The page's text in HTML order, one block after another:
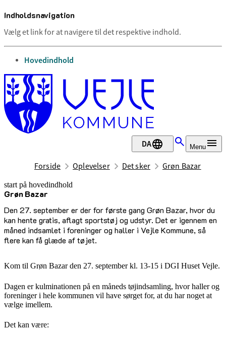
Indholdsnavigation
Vælg et link for at navigere til det respektive indhold.
gå til
Hovedindhold
DA Menu
Forside Oplevelser Det sker Grøn Bazar
start på hovedindhold
Grøn Bazar
Den 27. september er der for første gang Grøn Bazar, hvor du
kan hente gratis, aflagt sportstøj og udstyr. Det er igennem en
måned indsamlet i foreninger og haller i Vejle Kommune, så
flere kan få glæde af tøjet.
senest opdateret 26. juni 2026
Kom til Grøn Bazar den 27. september kl. 13-15 i DGI Huset Vejle.
Dagen er kulminationen på en måneds tøjindsamling, hvor haller og
foreninger i hele kommunen vil have sørget for, at du har noget at
vælge imellem.
Det kan være: